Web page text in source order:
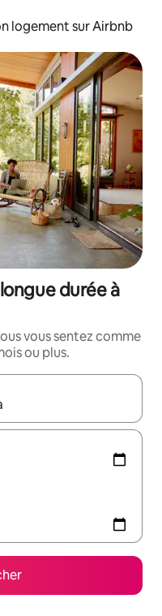
logement sur Airbnb
durée à
vous sentez comme
ou plus.
les flèches vers le